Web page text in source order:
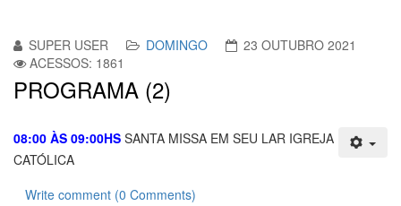
SUPER USER DOMINGO
23 OUTUBRO 2021
ACESSOS: 1861
PROGRAMA (2)
08:00 ÀS 09:00HS SANTA MISSA EM SEU LAR IGREJA
CATÓLICA
Write comment (0 Comments)